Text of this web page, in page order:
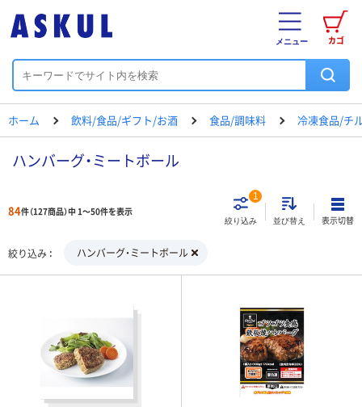
カゴ
メニュー
ホーム 飲料/食品/ギフト/お酒 食品/調味料 冷凍食品/チ
ハンバーグ・ミートボール
84件（127商品）中 1～50件を表示
絞り込み
1
並び替え 表示切替
絞り込み ハンバーグ・ミートボール